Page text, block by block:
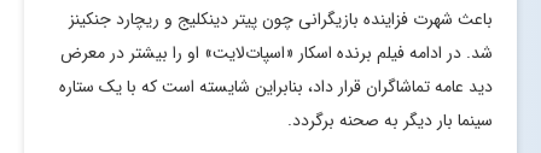
باعث شهرت فزاینده بازیگرانی چون پیتر دینکلیج و ریچارد جنکینز
شد. در ادامه فیلم برنده اسکار «اسپات‌لایت» او را بیشتر در معرض
دید عامه تماشاگران قرار داد، بنابراین شایسته است که با یک ستاره
سینما بار دیگر به صحنه برگردد.